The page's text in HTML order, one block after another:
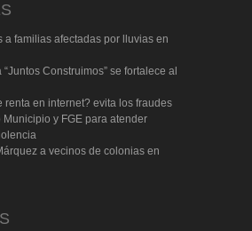
a familias afectadas por lluvias en
Construimos” se fortalece al
renta en internet? evita los fraudes
Municipio y FGE para atender
a vecinos de colonias en